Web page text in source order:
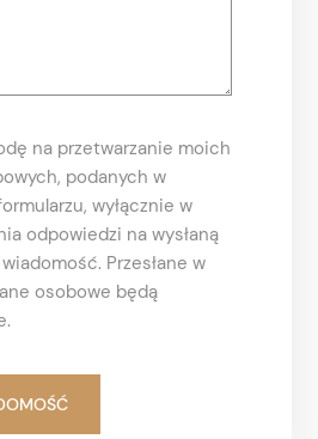
na przetwarzanie moich
podanych w
wyłącznie w
odpowiedzi na wysłaną
Przesłane w
osobowe będą